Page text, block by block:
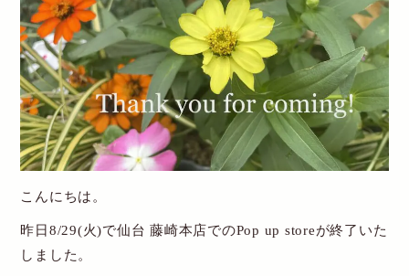
Login
New Account
Cart
送料・お支払について
特定商取引関連表記
こんにちは。
昨日8/29(火)で仙台 藤崎本店でのPop up storeが終了いた
しました。